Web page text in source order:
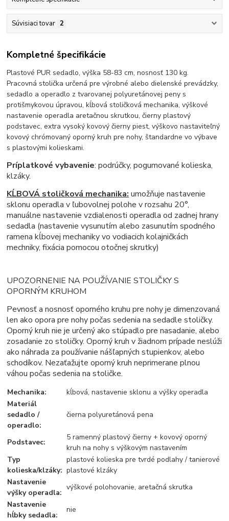
Súvisiaci tovar 2
Kompletné špecifikácie
Plastové PUR sedadlo, výška 58-83 cm, nosnosť 130 kg.
Pracovná stolička určená pre výrobné alebo dielenské prevádzky,
sedadlo a operadlo z tvarovanej polyuretánovej peny s
protišmykovou úpravou, kĺbová stoličková mechanika, výškové
nastavenie operadla aretačnou skrutkou, čierny plastový
podstavec, extra vysoký kovový čierny piest, výškovo nastaviteľný
kovový chrómovaný oporný kruh pre nohy, štandardne vo výbave
s plastovými kolieskami.
Príplatkové vybavenie: podrúčky, pogumované kolieska,
klzáky.
KĹBOVÁ stoličková mechanika: umožňuje nastavenie
sklonu operadla v ľubovolnej polohe v rozsahu 20°,
manuálne nastavenie vzdialenosti operadla od zadnej hrany
sedadla (nastavenie vysunutím alebo zasunutím spodného
ramena kĺbovej mechaniky vo vodiacich kolajničkách
mechniky, fixácia pomocou otočnej skrutky)
UPOZORNENIE NA POUŽÍVANIE STOLIČKY S
OPORNÝM KRUHOM
Pevnosť a nosnosť oporného kruhu pre nohy je dimenzovaná
len ako opora pre nohy počas sedenia na sedadle stoličky.
Oporný kruh nie je určený ako stúpadlo pre nasadanie, alebo
zosadanie zo stoličky. Oporný kruh v žiadnom prípade neslúži
ako náhrada za používanie nášľapných stupienkov, alebo
schodíkov. Nezaťažujte oporný kruh neprimerane plnou
váhou počas sedenia na stoličke.
Mechanika:
kĺbová, nastavenie sklonu a výšky operadla
Materiál
sedadlo /
operadlo:
čierna polyuretánová pena
Podstavec:
5 ramenný plastový čierny + kovový oporný
kruh na nohy s výškovým nastavením
Typ
kolieska/klzáky:
plastové kolieska pre tvrdé podlahy / tanierové
plastové klzáky
Nastavenie
výšky operadla:
výškové polohovanie, aretačná skrutka
Nastavenie
hĺbky sedadla:
nie